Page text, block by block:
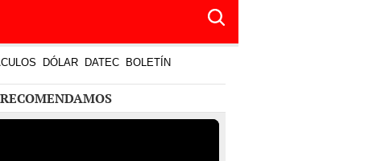
DÓLAR DATEC BOLETÍN